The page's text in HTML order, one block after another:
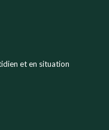
et en situation